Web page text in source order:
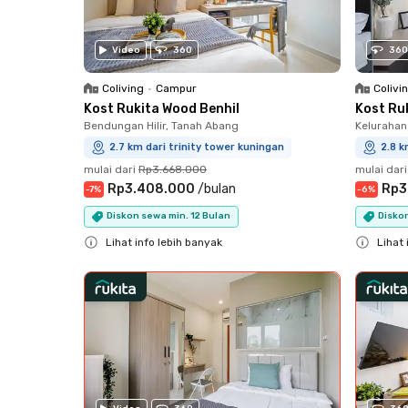
Video 360
Coliving • Campur
Kost Rukita Wood Benhil
Bendungan Hilir, Tanah Abang
2.7 km dari trinity tower kuningan
mulai dari Rp3.668.000
-7% Rp3.408.000 /bulan
Diskon sewa min. 12 Bulan
Lihat info lebih banyak
360
Kost
2.8
mulai dari
-6%
Lihat